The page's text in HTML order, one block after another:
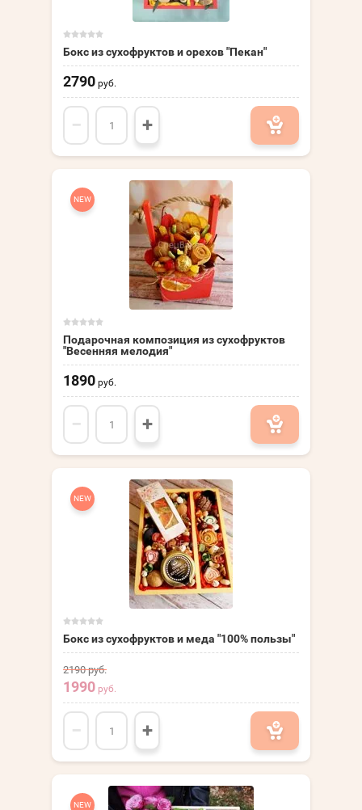
Бокс из сухофруктов и орехов "Пекан"
2790 руб.
− +
NEW
Подарочная композиция из сухофруктов
"Весенняя мелодия"
1890 руб.
− +
NEW
Бокс из сухофруктов и меда "100% пользы"
2190руб.
1990 руб.
− +
NEW